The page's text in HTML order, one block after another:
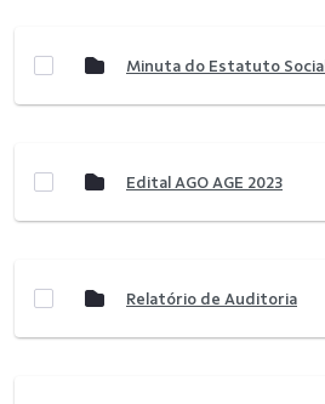
Minuta do Estatuto Social
Edital AGO AGE 2023
Relatório de Auditoria